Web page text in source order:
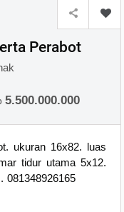
Perabot
5.500.000.000
ukuran 16x82. luas
tidur utama 5x12.
081348926165